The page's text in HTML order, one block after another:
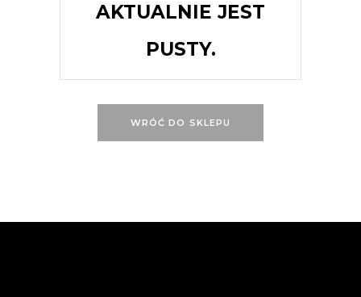
AKTUALNIE JEST
PUSTY.
WRÓĆ DO SKLEPU